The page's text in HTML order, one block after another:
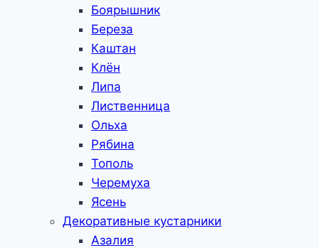
Боярышник
Береза
Каштан
Клён
Липа
Лиственница
Ольха
Рябина
Тополь
Черемуха
Ясень
Декоративные кустарники
Азалия